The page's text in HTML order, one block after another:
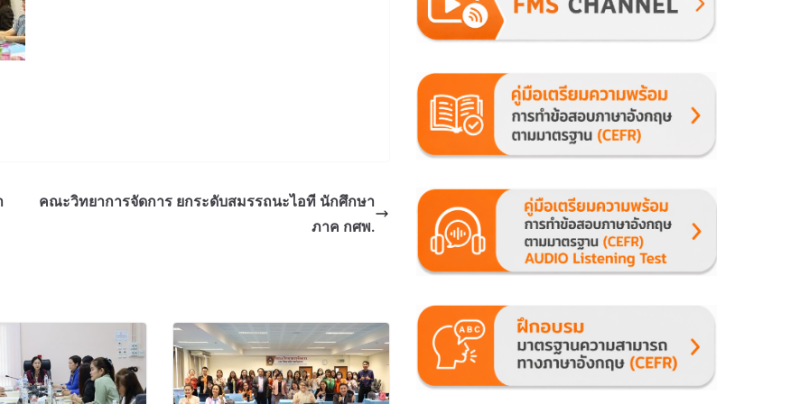
คณะวิทยาการจัดการ ยกระดับสมรรถนะไอที นักศึกษา
ภาค กศพ.